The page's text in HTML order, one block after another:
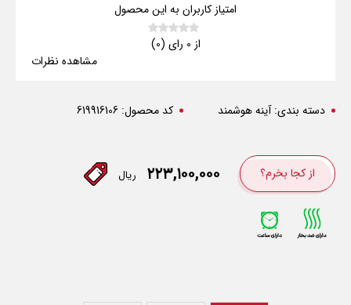
امتیاز کاربران به این محصول
از 0 رای (0)
مشاهده نظرات
دسته بندی:آینه هوشمند کد محصول: 619916106
از کجا بخرم؟ ۲۲۳,۱۰۰,۰۰۰ ریال